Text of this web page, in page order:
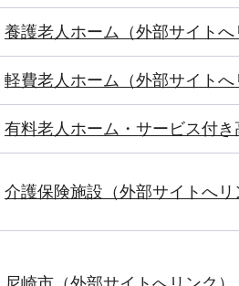
養護老人ホーム（外部サイトへ
軽費老人ホーム（外部サイトへ
有料老人ホーム・サービス付き
介護保険施設（外部サイトへリ